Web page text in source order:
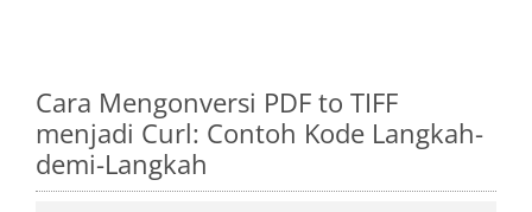
Cara Mengonversi PDF to TIFF
menjadi Curl: Contoh Kode Langkah-
demi-Langkah